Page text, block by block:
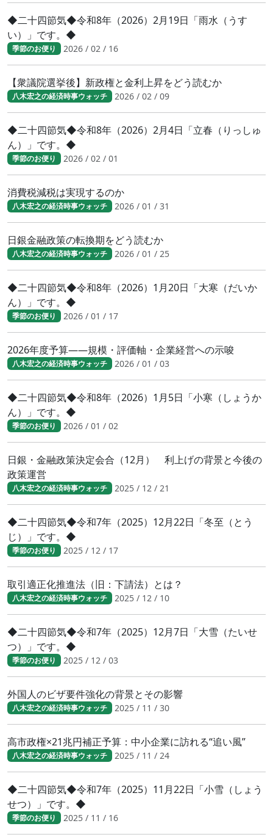
◆二十四節気◆令和8年（2026）2月19日「雨水（うす
い）」です。◆
季節のお便り 2026 / 02 / 16
【衆議院選挙後】新政権と金利上昇をどう読むか
八木宏之の経済時事ウォッチ 2026 / 02 / 09
◆二十四節気◆令和8年（2026）2月4日「立春（りっしゅ
ん）」です。◆
季節のお便り 2026 / 02 / 01
消費税減税は実現するのか
八木宏之の経済時事ウォッチ 2026 / 01 / 31
日銀金融政策の転換期をどう読むか
八木宏之の経済時事ウォッチ 2026 / 01 / 25
◆二十四節気◆令和8年（2026）1月20日「大寒（だいか
ん）」です。◆
季節のお便り 2026 / 01 / 17
2026年度予算――規模・評価軸・企業経営への示唆
八木宏之の経済時事ウォッチ 2026 / 01 / 03
◆二十四節気◆令和8年（2026）1月5日「小寒（しょうか
ん）」です。◆
季節のお便り 2026 / 01 / 02
日銀・金融政策決定会合（12月） 利上げの背景と今後の
政策運営
八木宏之の経済時事ウォッチ 2025 / 12 / 21
◆二十四節気◆令和7年（2025）12月22日「冬至（とう
じ）」です。◆
季節のお便り 2025 / 12 / 17
取引適正化推進法（旧：下請法）とは？
八木宏之の経済時事ウォッチ 2025 / 12 / 10
◆二十四節気◆令和7年（2025）12月7日「大雪（たいせ
つ）」です。◆
季節のお便り 2025 / 12 / 03
外国人のビザ要件強化の背景とその影響
八木宏之の経済時事ウォッチ 2025 / 11 / 30
高市政権×21兆円補正予算：中小企業に訪れる“追い風”
八木宏之の経済時事ウォッチ 2025 / 11 / 24
◆二十四節気◆令和7年（2025）11月22日「小雪（しょう
せつ）」です。◆
季節のお便り 2025 / 11 / 16